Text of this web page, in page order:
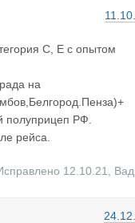
С, Е с опытом
на
полуприцеп РФ.
рейса.
12.10.21